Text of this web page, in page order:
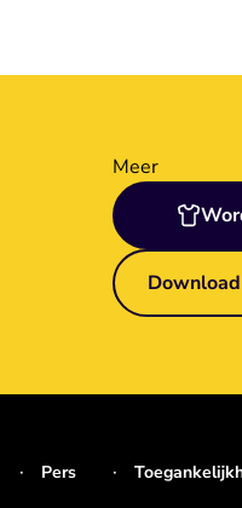
Meer
Pers